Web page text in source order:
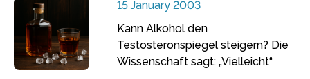
15 January 2003
Kann Alkohol den
Testosteronspiegel steigern? Die
Wissenschaft sagt: „Vielleicht“